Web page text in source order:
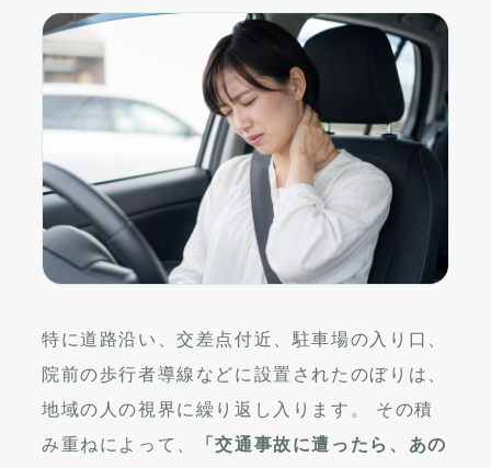
特に道路沿い、交差点付近、駐車場の入り口、
院前の歩行者導線などに設置されたのぼりは、
地域の人の視界に繰り返し入ります。 その積
み重ねによって、
「交通事故に遭ったら、あの